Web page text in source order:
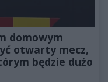
domowym
otwarty mecz,
będzie dużo